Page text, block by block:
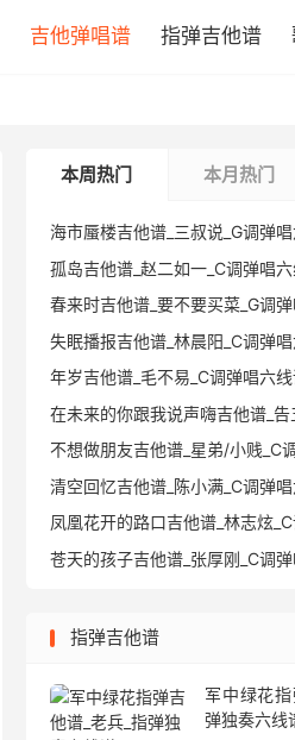
吉他弹唱谱 指弹吉他谱
本周热门 本月热门
海市蜃楼吉他谱_三叔说_G调弹唱六
孤岛吉他谱_赵二如一_C调弹唱
春来时吉他谱_要不要买菜_G调弹唱六
失眠播报吉他谱_林晨阳_C调弹唱六
年岁吉他谱_毛不易_C调弹唱六
在未来的你跟我说声嗨吉他谱_告五人_C调弹唱六
不想做朋友吉他谱_星弟/小贱_C调弹唱六
清空回忆吉他谱_陈小满_C调弹唱六
凤凰花开的路口吉他谱_林志炫_C调弹唱六
苍天的孩子吉他谱_张厚刚_C调弹唱六
指弹吉他谱
军中绿花
弹独奏六线